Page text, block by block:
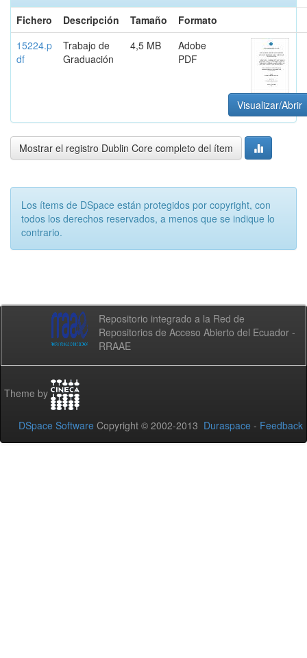
Fichero
Descripción Tamaño
Formato
15224.p
df
Trabajo de
Graduación
4,5 MB
Adobe
PDF
Visualizar/Abrir
Mostrar el registro Dublin Core completo del ítem
Los ítems de DSpace están protegidos por copyright, con
todos los derechos reservados, a menos que se indique lo
contrario.
Repositorio integrado a la Red de
Repositorios de Acceso Abierto del Ecuador -
RRAAE
Theme by
DSpace Software Copyright © 2002-2013 Duraspace - Feedback